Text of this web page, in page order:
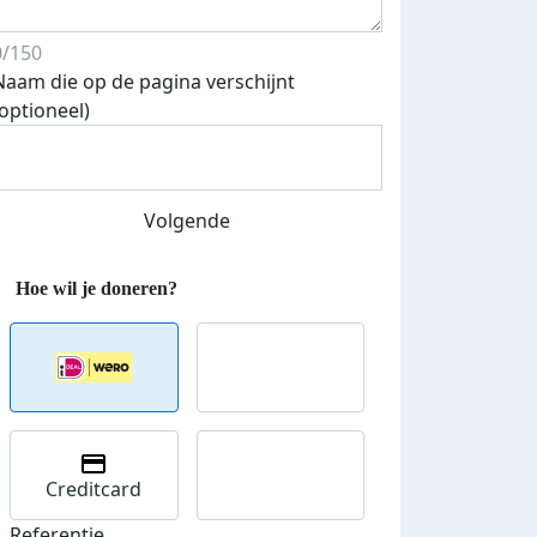
150
die op de pagina verschijnt
Volgende
Creditcard